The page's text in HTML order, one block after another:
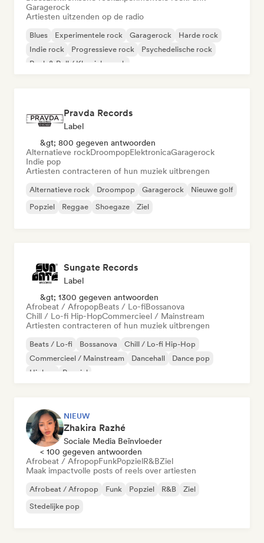
Garagerock
Artiesten uitzenden op de radio
Blues Experimentele rock Garagerock
Harde rock
Indie rock
Progressieve rock
Psychedelische rock
Rock & Roll / Klassieke rock
Pravda Records
Label
&gt; 800 gegeven antwoorden
Alternatieve rockDroompopElektronicaGaragerock
Indie pop
Artiesten contracteren of hun muziek uitbrengen
Alternatieve rock Droompop Garagerock
Nieuwe golf
Popziel
Reggae Shoegaze Ziel
Sungate Records
Label
&gt; 1300 gegeven antwoorden
Afrobeat / AfropopBeats / Lo-fiBossanova
Chill / Lo-fi Hip-HopCommercieel / Mainstream
Artiesten contracteren of hun muziek uitbrengen
Beats / Lo-fi Bossanova
Chill / Lo-fi Hip-Hop
Commercieel / Mainstream
Dancehall
Dance pop
Hiphop
Popziel
NIEUW
Zhakira Razhé
Sociale Media Beïnvloeder
< 100 gegeven antwoorden
Afrobeat / AfropopFunkPopzielR&BZiel
Maak impactvolle posts of reels over artiesten
Afrobeat / Afropop Funk Popziel R&B
Ziel
Stedelijke pop